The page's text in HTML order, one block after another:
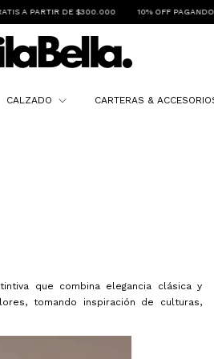
10% OFF PAGANDO POR TRANSFERENCIA 3
CALZADO CARTERAS &
que combina elegancia clásica y
tomando inspiración de culturas,